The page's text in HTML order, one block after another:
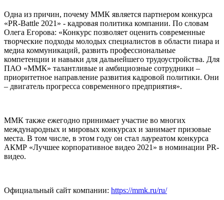
Одна из причин, почему ММК является партнером конкурса
«PR-Battle 2021 » - кадровая политика компании. По словам
Олега Егорова: «Конкурс позволяет оценить современные
творческие подходы молодых специалистов в области пиара и
медиа коммуникаций, развить профессиональные
компетенции и навыки для дальнейшего трудоустройства. Для
ПАО «ММК» талантливые и амбициозные сотрудники –
приоритетное направление развития кадровой политики. Они
– двигатель прогресса современного предприятия».
ММК также ежегодно принимает участие во многих
международных и мировых конкурсах и занимает призовые
места. В том числе, в этом году он стал лауреатом конкурса
АКМР «Лучшее корпоративное видео 2021» в номинации PR-
видео.
Официальный сайт компании: https://mmk.ru/ru/